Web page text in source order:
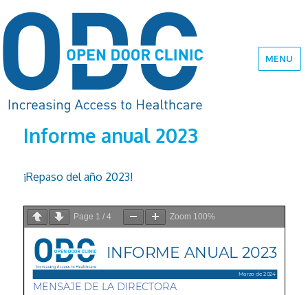
MENU
Informe anual 2023
¡Repaso del año 2023!
Page 1 /4 Zoom 100%